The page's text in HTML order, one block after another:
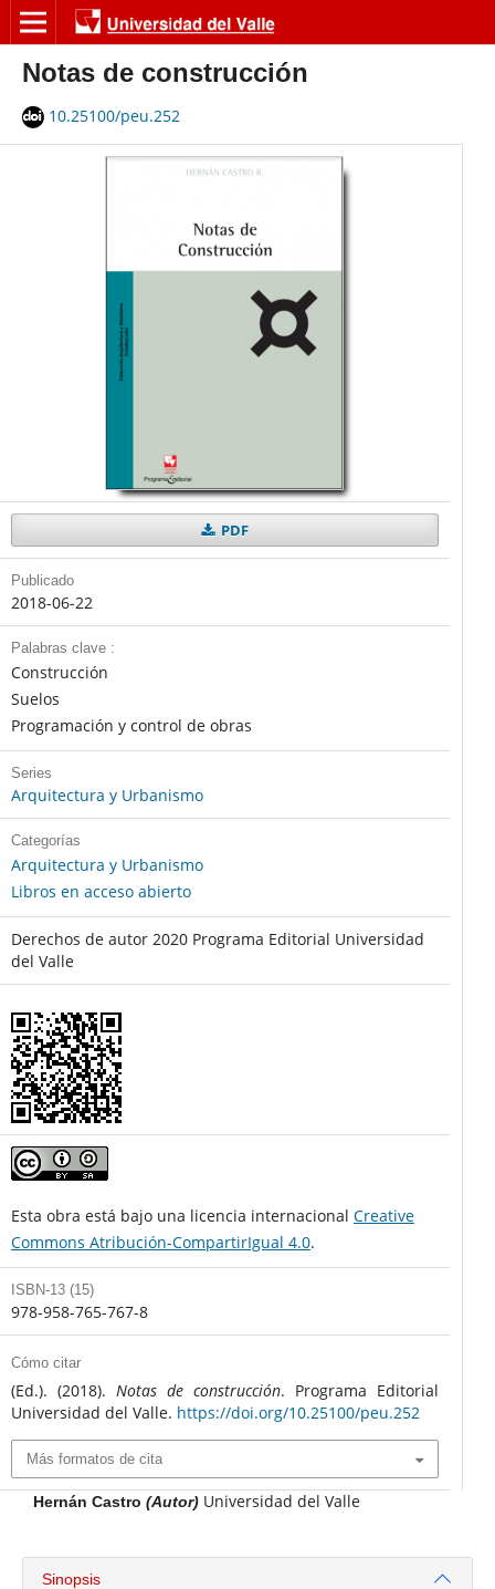
Notas de construcción
10.25100/peu.252
PDF
Publicado
2018-06-22
Palabras clave :
Construcción
Suelos
Programación y control de obras
Series
Arquitectura y Urbanismo
Categorías
Arquitectura y Urbanismo
Libros en acceso abierto
Derechos de autor 2020 Programa Editorial Universidad
del Valle
Esta obra está bajo una licencia internacional Creative
Commons Atribución-CompartirIgual 4.0.
ISBN-13 (15)
978-958-765-767-8
Cómo citar
(Ed.). (2018). Notas de construcción. Programa Editorial
Universidad del Valle. https://doi.org/10.25100/peu.252
Más formatos de cita
Hernán Castro (Autor) Universidad del Valle
Sinopsis